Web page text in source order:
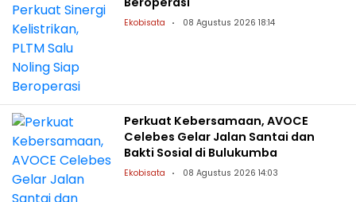
Ekobisata 08 Agustus 2026 18:14
Perkuat Kebersamaan, AVOCE
Celebes Gelar Jalan Santai dan
Bakti Sosial di Bulukumba
Ekobisata 08 Agustus 2026 14:03